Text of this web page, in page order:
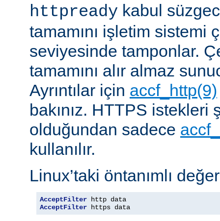
httpready kabul
tamamını işletim sistemi
seviyesinde tamponlar.
tamamını alır almaz
Ayrıntılar için accf_http(9)
bakınız. HTTPS istekleri
olduğundan sadece
kullanılır.
Linux’taki öntanımlı
AcceptFilter
AcceptFilter https data